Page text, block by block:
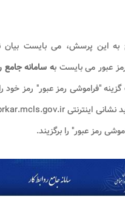
به این پرسش، می بایست بیان
عبور می بایست به سامانه جامع
"فراموشی رمز عبور" رمز خود
رمز عبور" را برگزیند.